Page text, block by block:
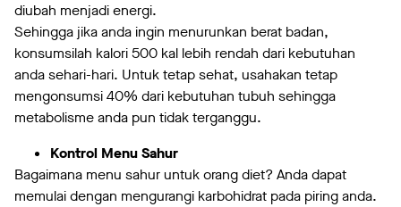
diubah menjadi energi.
Sehingga jika anda ingin menurunkan berat badan,
konsumsilah kalori 500 kal lebih rendah dari kebutuhan
anda sehari-hari. Untuk tetap sehat, usahakan tetap
mengonsumsi 40% dari kebutuhan tubuh sehingga
metabolisme anda pun tidak terganggu.
Kontrol Menu Sahur
Bagaimana menu sahur untuk orang diet? Anda dapat
memulai dengan mengurangi karbohidrat pada piring anda.